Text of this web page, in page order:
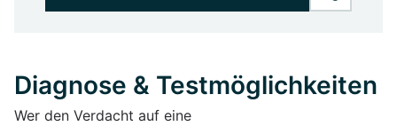
Diagnose & Testmöglichkeiten
Wer den Verdacht auf eine